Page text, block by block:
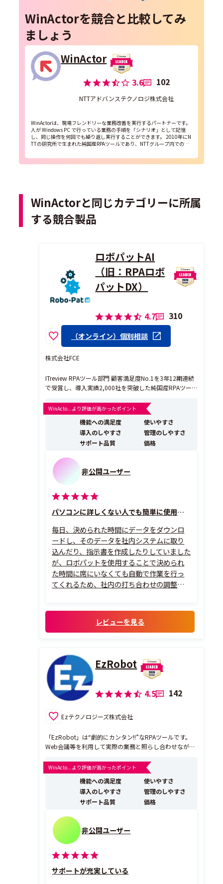
WinActorを競合と比較してみ
ましょう
WinActor
3.6 102
NTTアドバンステクノロジ株式会社
WinActorは、現場フレンドリーな業務改善を実行するパートナーです。
人が Windows PC で行っている業務の手順を「シナリオ」として記憶
し、同じ操作を何回でも繰り返し実行することができます。 2010年にN
TTの研究所で生まれた純国産RPAツールであり、NTTグループ内での社
WinActorと同じカテゴリーに所属
する競合製品
ロボパットAI
（旧：RPAロボ
パットDX）
4.7 310
（オンライン）個別相談
株式会社FCE
ITreview RPAツール部門 顧客満足度No.1を3年12期連続
で受賞し、導入実績2,000社を突破した純国産RPAツー
要で、現場の事務職が自らロボットを作成し、日々の業
務効率化を実現できる直感的な操作性が特徴です。 他社
ツールと比較した際の最大の強みは...
WinActo...より評価が高かったポイント
機能への満足度
使いやすさ
導入のしやすさ
管理のしやすさ
サポート品質
価格
非公開ユーザー
パソコンに詳しくない人でも簡単に使用できます
毎日、決められた時間にデータをダウンロ
ードし、そのデータを社内システムに取り
込んだり、指示書を作成したりしていました
が、ロボパットを使用することで決められ
た時間に席にいなくても自動で作業を行っ
てくれるため、社内の打ち合わせの調整も
ています。作成に関しても難しい操作がな
く、直感的に作れる仕組みなので、パソコン
レビューを見る
EzRobot
4.5 142
Ezテクノロジーズ株式会社
「EzRobot」は“劇的にカンタン!!”なRPAツールです。
Web会議等を利用して実際の業務と照らし合わせながら
する知識が全くない状態でも、初月から効果を体感する
ことができます。 PC上で動作するものであれば、ほぼ
全てのアプリケーションソフトやブラウ...
WinActo...より評価が高かったポイント
機能への満足度
使いやすさ
導入のしやすさ
管理のしやすさ
サポート品質
価格
非公開ユーザー
サポートが充実している